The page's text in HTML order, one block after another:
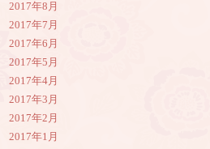
2017年8月
2017年7月
2017年6月
2017年5月
2017年4月
2017年3月
2017年2月
2017年1月